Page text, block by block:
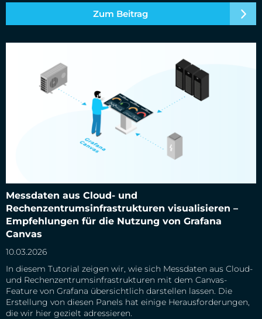
Zum Beitrag
Messdaten aus Cloud- und
Rechenzentrumsinfrastrukturen visualisieren –
Empfehlungen für die Nutzung von Grafana
Canvas
10.03.2026
In diesem Tutorial zeigen wir, wie sich Messdaten aus Cloud-
und Rechenzentrumsinfrastrukturen mit dem Canvas-
Feature von Grafana übersichtlich darstellen lassen. Die
Erstellung von diesen Panels hat einige Herausforderungen,
die wir hier gezielt adressieren.
Messdaten aus Cloud- und Rechenzentrumsinfrastrukturen
visualisieren – Empfehlungen für die Nutzung von Grafana
Canvas